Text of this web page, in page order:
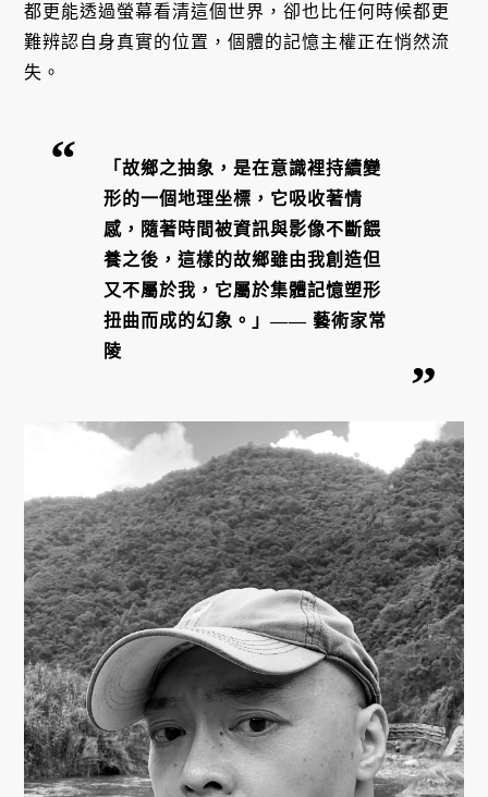
都更能透過螢幕看清這個世界，卻也比任何時候都更
難辨認自身真實的位置，個體的記憶主權正在悄然流
失。
「故鄉之抽象，是在意識裡持續變
形的一個地理坐標，它吸收著情
感，隨著時間被資訊與影像不斷餵
養之後，這樣的故鄉雖由我創造但
又不屬於我，它屬於集體記憶塑形
扭曲而成的幻象。」—— 藝術家常
陵 ‍